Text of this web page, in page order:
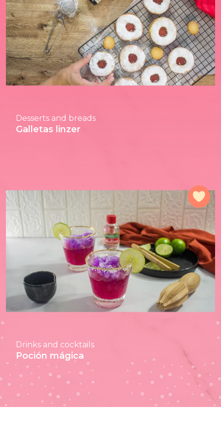
Desserts and breads
Galletas linzer
Drinks and cocktails
Poción mágica